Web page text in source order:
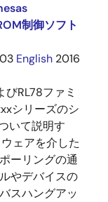
制御ソフト
English 2016
びRL78ファミ
シリーズのシ
いて説明す
ェアを介した
ーリングの通
やデバイスの
スハングアッ